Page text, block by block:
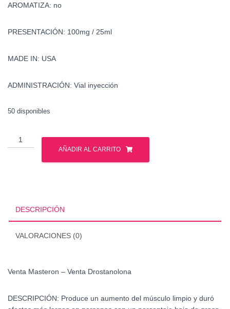
AROMATIZA: no
PRESENTACIÓN: 100mg / 25ml
MADE IN: USA
ADMINISTRACIÓN: Vial inyección
50 disponibles
Venta
Masteron
AÑADIR AL CARRITO
DESCRIPCIÓN
VALORACIONES (0)
Venta Masteron – Venta Drostanolona
DESCRIPCIÓN: Produce un aumento del músculo limpio y duró